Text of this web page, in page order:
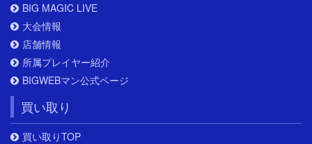
BIG MAGIC LIVE
大会情報
店舗情報
所属プレイヤー紹介
BIGWEBマン公式ページ
買い取り
買い取りTOP